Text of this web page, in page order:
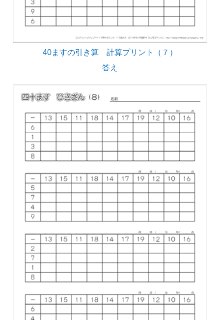
40ますの引き算 計算プリント（７）
答え